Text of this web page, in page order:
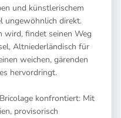
und künstlerischem
ungewöhnlich direkt.
wird, findet seinen Weg
Altniederländisch für
weichen, gärenden
hervordringt.
konfrontiert: Mit
provisorisch